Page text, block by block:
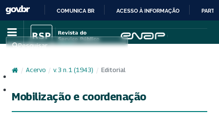
IR
PARA
CONTEÚDO
COMUNICA BR ACESSO À INFORMAÇÃO
Pesquisar
/ Acervo / v. 3 n. 1 (1943) / Editorial
Mobilização e coordenação